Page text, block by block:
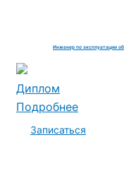
Инженер по эксплуатации
Диплом
Подробнее
Записаться